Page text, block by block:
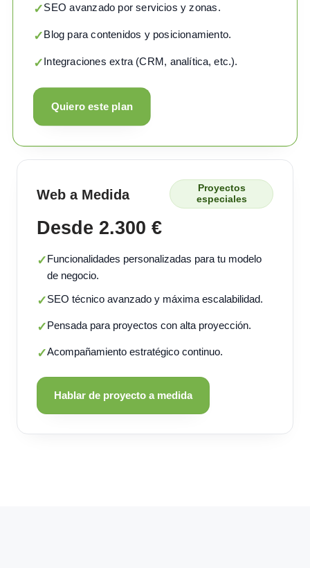
✓SEO avanzado por servicios y zonas.
✓Blog para contenidos y posicionamiento.
✓Integraciones extra (CRM, analítica, etc.).
Quiero este plan
Web a Medida
Proyectos
especiales
Desde 2.300 €
✓Funcionalidades personalizadas para tu modelo
de negocio.
✓SEO técnico avanzado y máxima escalabilidad.
✓Pensada para proyectos con alta proyección.
✓Acompañamiento estratégico continuo.
Hablar de proyecto a medida